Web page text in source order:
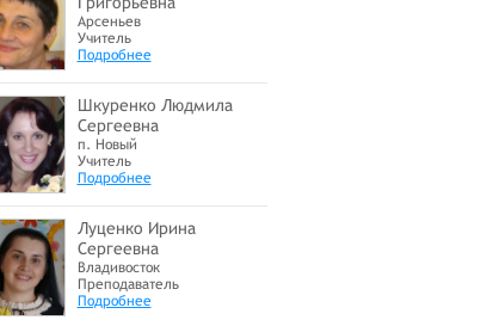
Арсеньев
Учитель
Подробнее
Шкуренко Людмила
Сергеевна
п. Новый
Учитель
Подробнее
Луценко Ирина
Сергеевна
Владивосток
Преподаватель
Подробнее